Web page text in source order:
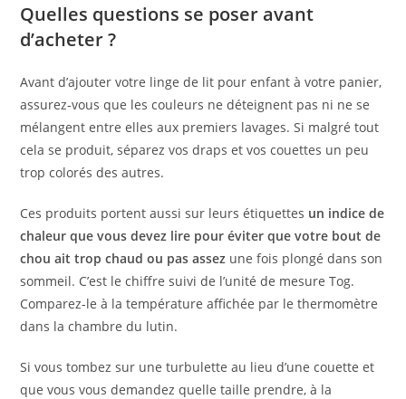
Quelles questions se poser avant
d’acheter ?
Avant d’ajouter votre linge de lit pour enfant à votre panier,
assurez-vous que les couleurs ne déteignent pas ni ne se
mélangent entre elles aux premiers lavages. Si malgré tout
cela se produit, séparez vos draps et vos couettes un peu
trop colorés des autres.
Ces produits portent aussi sur leurs étiquettes un indice de
chaleur que vous devez lire pour éviter que votre bout de
chou ait trop chaud ou pas assez une fois plongé dans son
sommeil. C’est le chiffre suivi de l’unité de mesure Tog.
Comparez-le à la température affichée par le thermomètre
dans la chambre du lutin.
Si vous tombez sur une turbulette au lieu d’une couette et
que vous vous demandez quelle taille prendre, à la